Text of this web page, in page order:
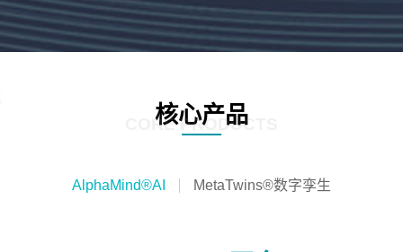
核心产品
CORE PRODUCTS
AlphaMind®AI MetaTwins®数字孪生